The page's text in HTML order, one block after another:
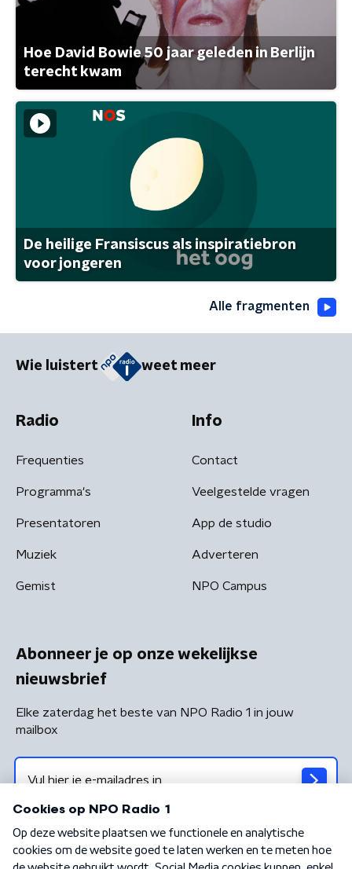
Hoe David Bowie 50 jaar geleden in Berlijn
terecht kwam
De heilige Fransiscus als inspiratiebron
voor jongeren
Alle fragmenten
Wie luistert weet meer
Radio
Frequenties
Programma's
Presentatoren
Muziek
Gemist
Info
Contact
Veelgestelde vragen
App de studio
Adverteren
NPO Campus
Abonneer je op onze wekelijkse
nieuwsbrief
Elke zaterdag het beste van NPO Radio 1 in jouw
mailbox